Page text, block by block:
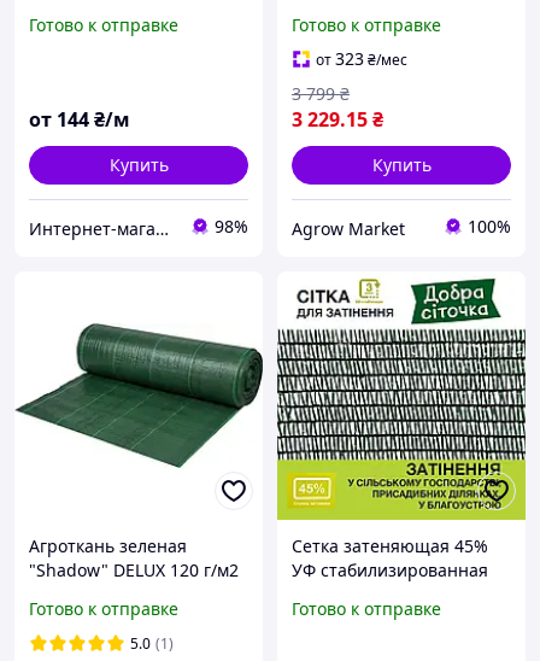
18 ГГц для антенн, Wi-Fi,
Готово к отправке
от 144₴/м
Купить
Интернет-магазин "Ginza" — разъёмы, кабели и комплектующие высокого качества 98%
Готово к отправке
от323₴/мес
3 229.15₴
3 799 ₴
Купить
Agrow Market 100%
Агроткань зеленая
"Shadow" DELUX 120 г/м2
сорняков
Готово к отправке
5.0 (1)
Сетка затеняющая 45%
УФ стабилизированная
для растений и теплиц
Готово к отправке